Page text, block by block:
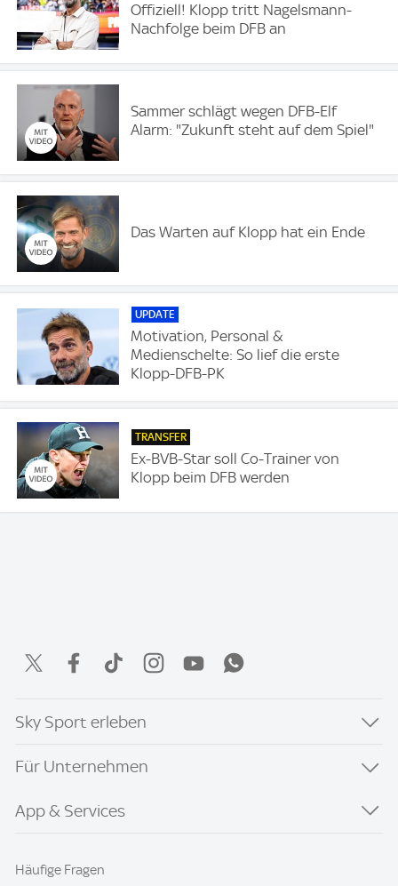
Offiziell! Klopp tritt Nagelsmann-
Nachfolge beim DFB an
Sammer schlägt wegen DFB-Elf
Alarm: "Zukunft steht auf dem Spiel"
Das Warten auf Klopp hat ein Ende
UPDATE
Motivation, Personal &
Medienschelte: So lief die erste
Klopp-DFB-PK
TRANSFER
Ex-BVB-Star soll Co-Trainer von
Klopp beim DFB werden
Sky Sport erleben
Für Unternehmen
App & Services
Häufige Fragen